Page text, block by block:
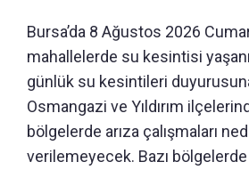
Bursa’da 8 Ağustos 2026
mahallelerde su kesintisi
günlük su kesintileri
Osmangazi ve Yıldırım
bölgelerde arıza çalışmaları
verilemeyecek. Bazı